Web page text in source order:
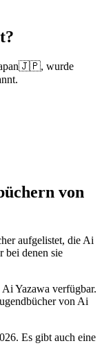
wurde
von
aufgelistet, die Ai
bei denen sie
Yazawa verfügbar.
von Ai
Es gibt auch eine